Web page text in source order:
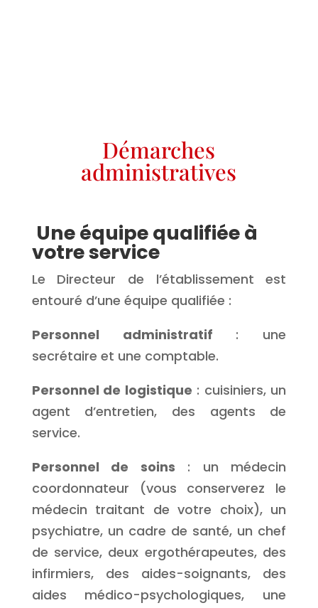
Démarches
administratives
Une équipe qualifiée à
votre service
Le Directeur de l’établissement est
entouré d’une équipe qualifiée :
Personnel administratif : une
secrétaire et une comptable.
Personnel de logistique : cuisiniers, un
agent d’entretien, des agents de
service.
Personnel de soins : un médecin
coordonnateur (vous conserverez le
médecin traitant de votre choix), un
psychiatre, un cadre de santé, un chef
de service, deux ergothérapeutes, des
infirmiers, des aides-soignants, des
aides médico-psychologiques, une